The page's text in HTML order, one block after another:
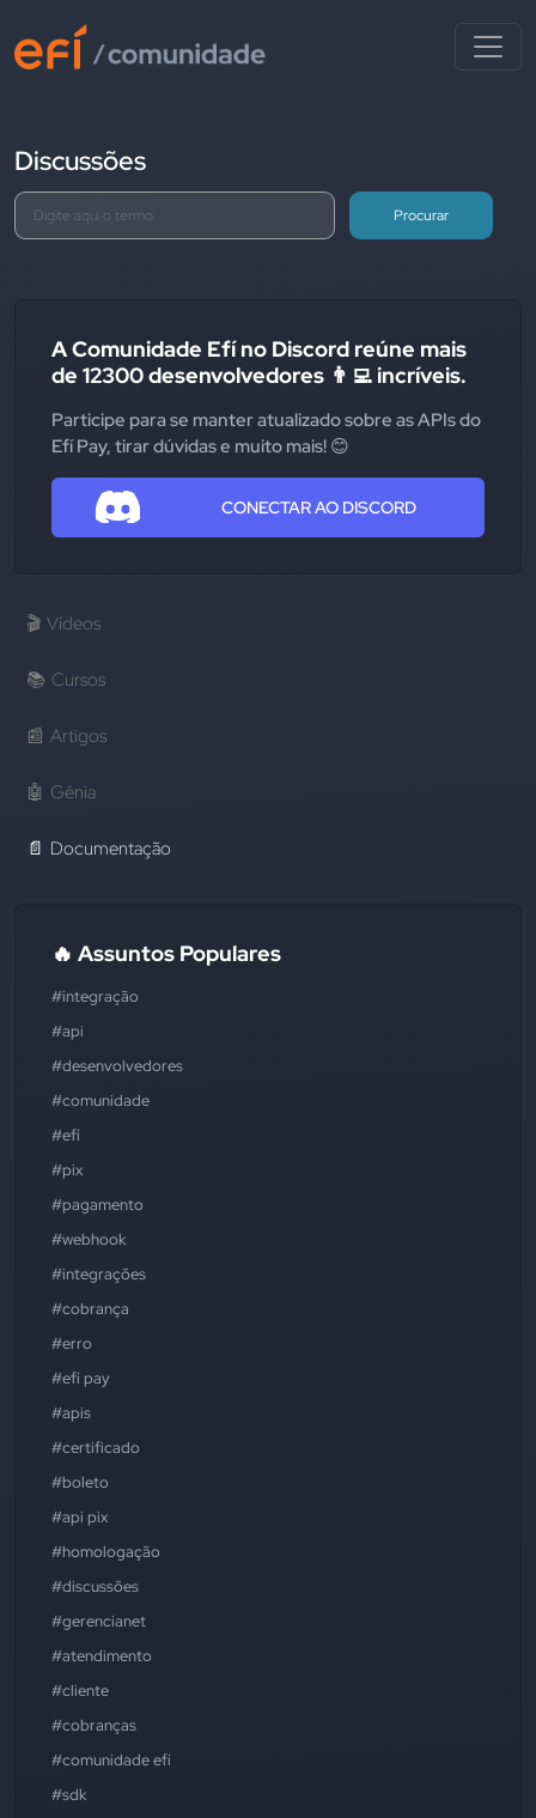
Discussões
Procurar
A Comunidade Efí no Discord reúne mais
de 12300 desenvolvedores 👨‍💻 incríveis.
Participe para se manter atualizado sobre as APIs do
Efí Pay, tirar dúvidas e muito mais! 😊
CONECTAR AO DISCORD
🎬 Vídeos
📚 Cursos
📰 Artigos
🤖 Gênia
📄 Documentação
🔥 Assuntos Populares
#integração
#api
#desenvolvedores
#comunidade
#efí
#pix
#pagamento
#webhook
#integrações
#cobrança
#erro
#efí pay
#apis
#certificado
#boleto
#api pix
#homologação
#discussões
#gerencianet
#atendimento
#cliente
#cobranças
#comunidade efí
#sdk